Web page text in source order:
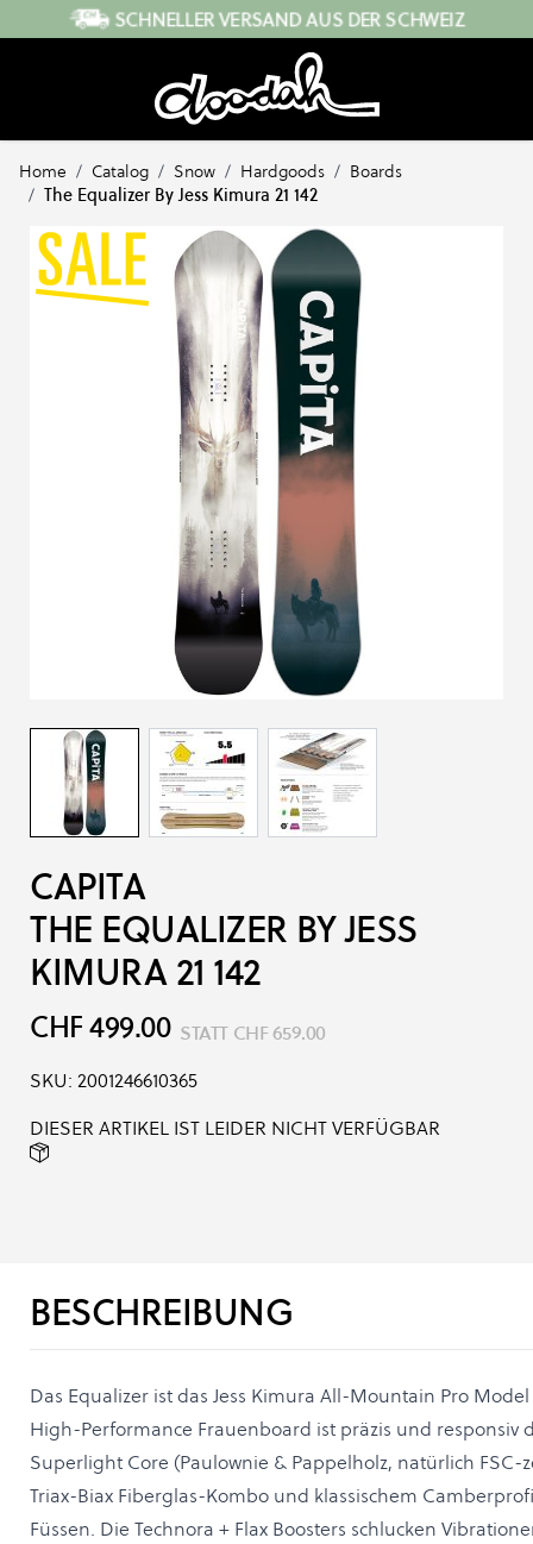
Direkt zum InhaltSCHNELLER VERSAND AUS DER SCHWEIZ
Home / Catalog / Snow / Hardgoods / Boards
/ The Equalizer By Jess Kimura 21 142
CAPITA
THE EQUALIZER BY JESS
KIMURA 21 142
CHF 499.00 STATT CHF 659.00
SKU: 2001246610365
DIESER ARTIKEL IST LEIDER NICHT VERFÜGBAR
BESCHREIBUNG
Das Equalizer ist das Jess Kimura All-Mountain Pro
High-Performance Frauenboard ist präzis und responsiv
Superlight Core (Paulownie & Pappelholz, natürlich FSC-
Triax-Biax Fiberglas-Kombo und klassischem
Füssen. Die Technora + Flax Boosters schlucken